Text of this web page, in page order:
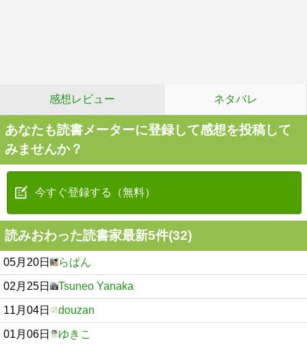
感想レビュー ネタバレ
あなたも読書メーターに登録して感想を投稿して
みませんか？
今すぐ登録する（無料）
読みおわった読書家最新5件(32)
05月20日 らぱん
02月25日 Tsuneo Yanaka
11月04日 douzan
01月06日 ゆきこ